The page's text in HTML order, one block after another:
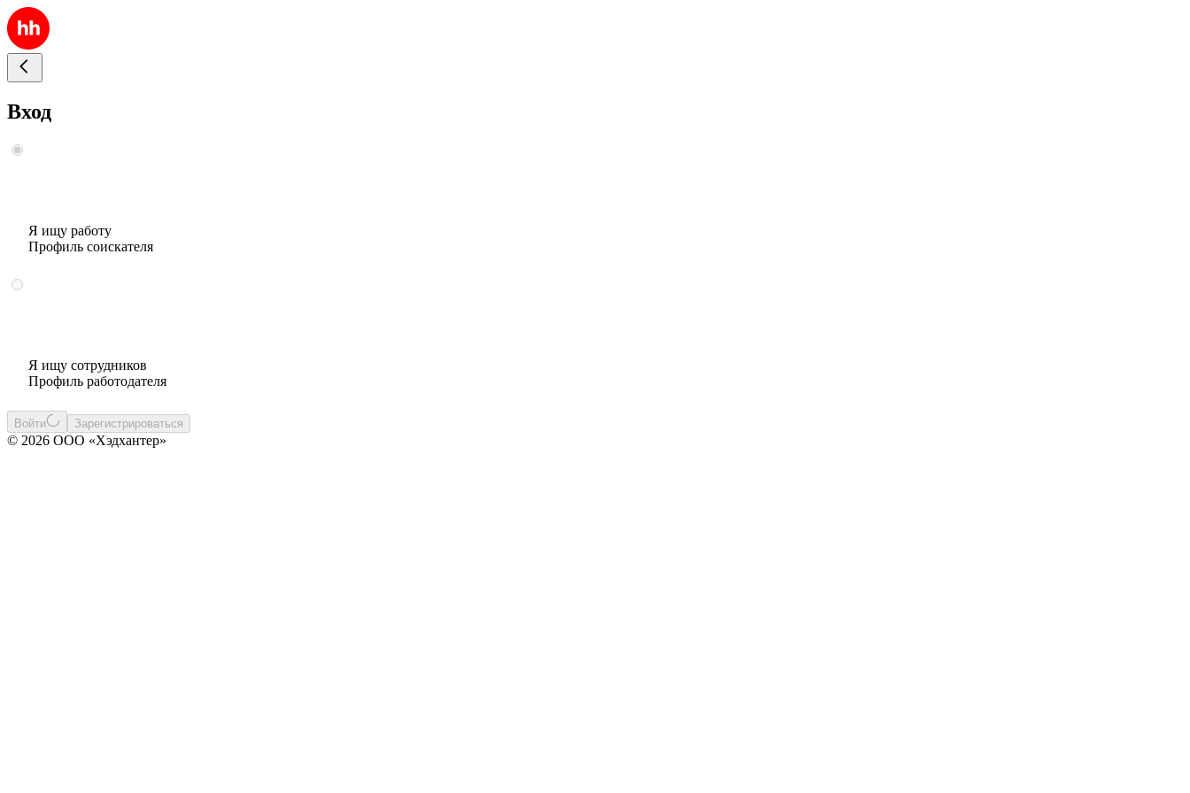
Вход
Я ищу работу
Профиль соискателя
Я ищу сотрудников
Профиль работодателя
Войти Зарегистрироваться
© 2026 ООО «Хэдхантер»